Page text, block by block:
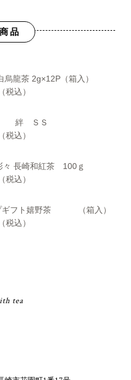
品
烏龍茶 2g×12P（箱入）
税込）
絆 ＳＳ
税込）
々長崎和紅茶 100ｇ
税込）
フト嬉野茶 （箱入）
税込）
tea